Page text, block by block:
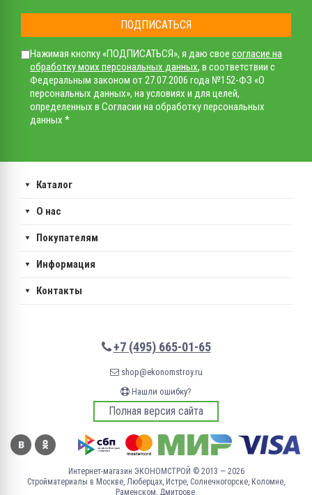
ПОДПИСАТЬСЯ
Нажимая кнопку «ПОДПИСАТЬСЯ», я даю свое согласие на
обработку моих персональных данных, в соответствии с
Федеральным законом от 27.07.2006 года №152-ФЗ «О
персональных данных», на условиях и для целей,
определенных в Согласии на обработку персональных
данных *
Каталог
О нас
Покупателям
Информация
Контакты
+7 (495) 665-01-65
shop@ekonomstroy.ru
Нашли ошибку?
Полная версия сайта
Интернет-магазин ЭКОНОМСТРОЙ © 2013 — 2026
Стройматериалы в Москве, Люберцах, Истре, Солнечногорске, Коломне,
Раменском, Дмитрове.